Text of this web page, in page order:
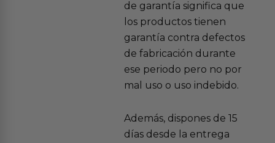
de garantía significa que
los productos tienen
garantía contra defectos
de fabricación durante
ese periodo pero no por
mal uso o uso indebido.
Además, dispones de 15
días desde la entrega